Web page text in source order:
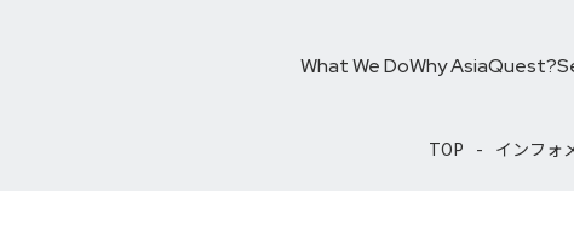
What We DoWhy AsiaQuest?
TOP インフォ